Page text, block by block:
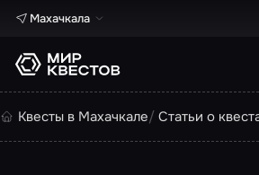
Махачкала
Квесты в Махачкале Статьи о